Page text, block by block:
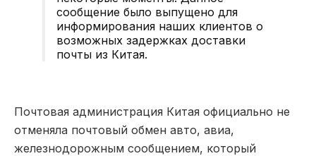
сообщение было выпущено для
информирования наших клиентов о
возможных задержках доставки
почты из Китая.
Почтовая администрация Китая официально не
отменяла почтовый обмен авто, авиа,
железнодорожным сообщением, который